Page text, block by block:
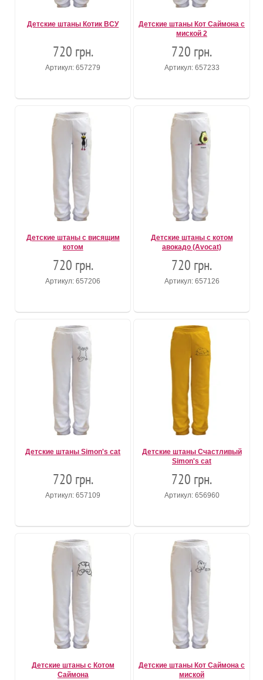
Детские штаны Котик ВСУ
720 грн.
Артикул: 657279
Детские штаны Кот Саймона с
миской 2
720 грн.
Артикул: 657233
Детские штаны с висящим
котом
720 грн.
Артикул: 657206
Детские штаны с котом
авокадо (Avocat)
720 грн.
Артикул: 657126
Детские штаны Simon's cat
720 грн.
Артикул: 657109
Детские штаны Счастливый
Simon's cat
720 грн.
Артикул: 656960
Детские штаны с Котом
Саймона
Детские штаны Кот Саймона с
миской